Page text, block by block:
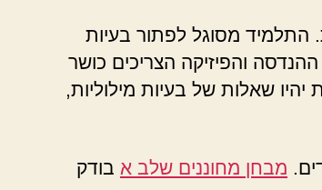
התלמיד מסוגל לפתור בעיות
והפיזיקה הצריכים כושר
שאלות של בעיות מילוליות,
מבחן מחוננים שלב א בודק